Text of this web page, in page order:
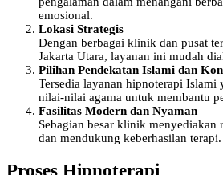
emosional.
Lokasi Strategis
Dengan berbagai klinik dan pusat
Jakarta Utara, layanan ini mudah
Pilihan Pendekatan Islami dan
Tersedia layanan hipnoterapi Islami
nilai-nilai agama untuk membantu
Fasilitas Modern dan Nyaman
Sebagian besar klinik menyediakan
dan mendukung keberhasilan terapi.
Proses Hipnoterapi